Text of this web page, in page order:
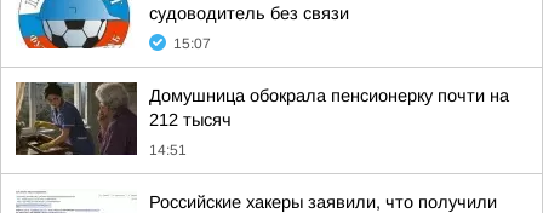
судоводитель без связи
15:07
Домушница обокрала пенсионерку почти на
212 тысяч
14:51
Российские хакеры заявили, что получили